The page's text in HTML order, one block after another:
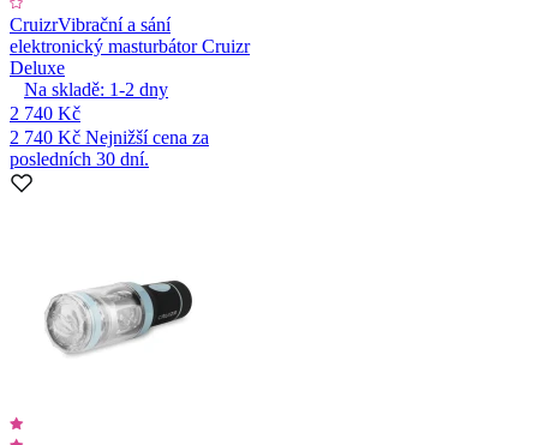
CruizrVibrační a sání
elektronický masturbátor Cruizr
Deluxe
Na skladě: 1-2 dny
2 740 Kč
2 740 Kč Nejnižší cena za
posledních 30 dní.